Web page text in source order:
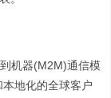
机器(M2M)通信模
地化的全球客户